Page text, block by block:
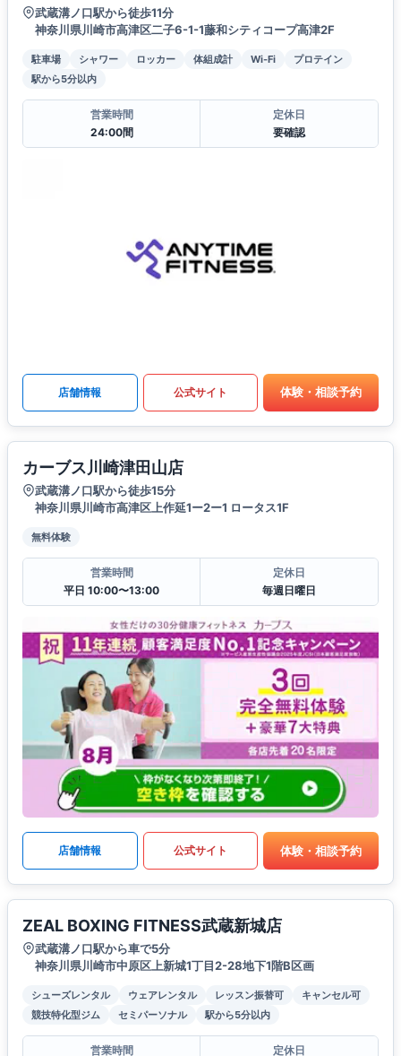
武蔵溝ノ口駅から徒歩11分
神奈川県川崎市高津区二子6-1-1藤和シティコープ高津2F
駐車場 シャワー ロッカー 体組成計 Wi-Fi
プロテイン
駅から5分以内
営業時間
24:00間
定休日
要確認
店舗情報 公式サイト 体験・相談予約
カーブス川崎津田山店
武蔵溝ノ口駅から徒歩15分
神奈川県川崎市高津区上作延1ー2ー1 ロータス1F
無料体験
営業時間
平日 10:00〜13:00
定休日
毎週日曜日
店舗情報 公式サイト 体験・相談予約
ZEAL BOXING FITNESS武蔵新城店
武蔵溝ノ口駅から車で5分
神奈川県川崎市中原区上新城1丁目2-28地下1階B区画
シューズレンタル ウェアレンタル レッスン振替可
キャンセル可
競技特化型ジム
セミパーソナル 駅から5分以内
営業時間 定休日